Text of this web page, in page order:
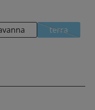
terra(Diese
nicht verfügbar.)